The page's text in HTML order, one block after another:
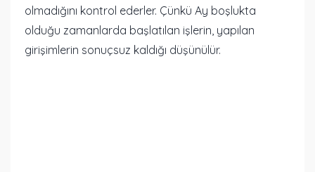
olmadığını kontrol ederler. Çünkü Ay boşlukta
olduğu zamanlarda başlatılan işlerin, yapılan
girişimlerin sonuçsuz kaldığı düşünülür.